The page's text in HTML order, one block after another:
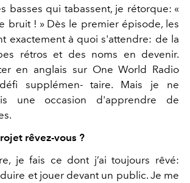
basses qui tabassent, je rétorque: «
bruit ! » Dès le premier épisode, les
exactement à quoi s'attendre: de la
rétros et des noms en devenir.
en anglais sur One World Radio
supplémen- taire. Mais je ne
une occasion d'apprendre de
rêvez-vous ?
je fais ce dont j’ai toujours rêvé:
et jouer devant un public. Je me